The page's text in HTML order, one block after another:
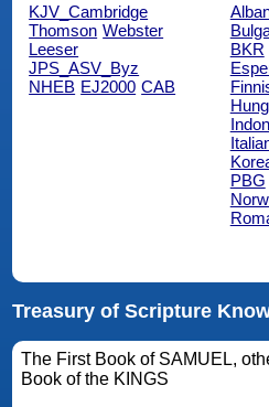
KJV_Cambridge
Thomson Webster
Leeser
JPS_ASV_Byz
NHEB EJ2000 CAB
BKR
PBG
Treasury of Scripture
The First Book of SAMUEL,
Book of the KINGS